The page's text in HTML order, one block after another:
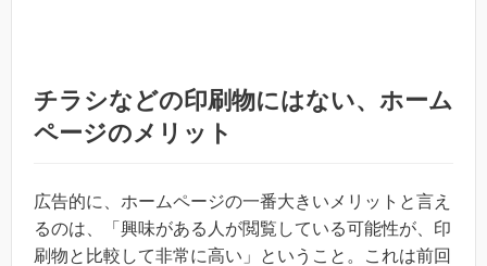
チラシなどの印刷物にはない、ホーム
ページのメリット
広告的に、ホームページの一番大きいメリットと言え
るのは、「興味がある人が閲覧している可能性が、印
刷物と比較して非常に高い」ということ。これは前回